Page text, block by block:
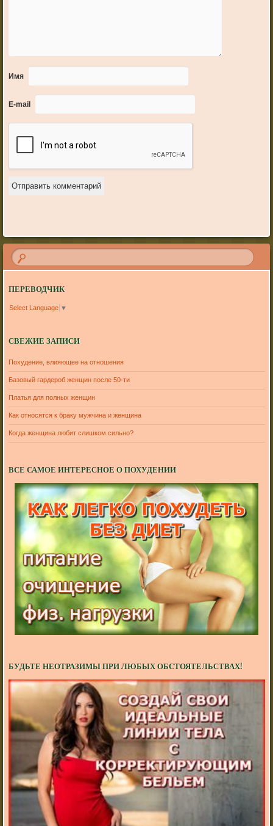
Имя
E-mail
ПЕРЕВОДЧИК
Select Language ▼
СВЕЖИЕ ЗАПИСИ
Похудение, влияющее на отношения
Базовый гардероб женщин после 50-ти
Платья для полных женщин
Как относятся к браку мужчина и женщина
Когда женщина любит слишком сильно?
ВСЕ САМОЕ ИНТЕРЕСНОЕ О ПОХУДЕНИИ
БУДЬТЕ НЕОТРАЗИМЫ ПРИ ЛЮБЫХ ОБСТОЯТЕЛЬСТВАХ!